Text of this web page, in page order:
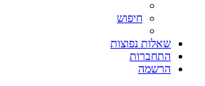
חיפוש
שאלות נפוצות
התחברות
הרשמה